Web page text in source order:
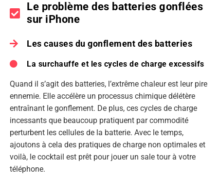
Le problème des batteries gonflées
sur iPhone
Les causes du gonflement des batteries
La surchauffe et les cycles de charge excessifs
Quand il s’agit des batteries, l’extrême chaleur est leur pire
ennemie. Elle accélère un processus chimique délétère
entraînant le gonflement. De plus, ces cycles de charge
incessants que beaucoup pratiquent par commodité
perturbent les cellules de la batterie. Avec le temps,
ajoutons à cela des pratiques de charge non optimales et
voilà, le cocktail est prêt pour jouer un sale tour à votre
téléphone.